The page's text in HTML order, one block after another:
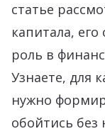
статье
капитала,
роль в
Узнаете, для
нужно
обойтись без